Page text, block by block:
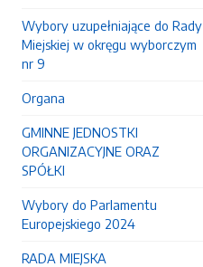
Wybory uzupełniające do Rady
Miejskiej w okręgu wyborczym
nr 9
Organa
GMINNE JEDNOSTKI
ORGANIZACYJNE ORAZ
SPÓŁKI
Wybory do Parlamentu
Europejskiego 2024
RADA MIEJSKA